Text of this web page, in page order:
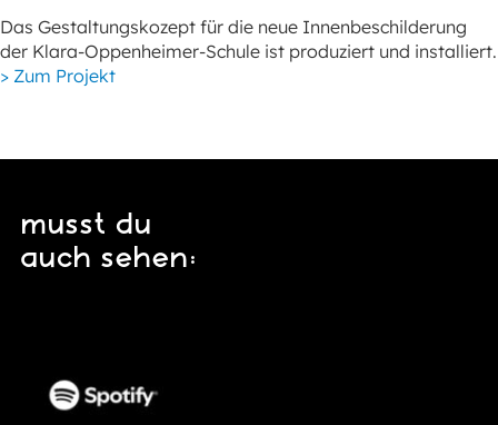
Das Gestaltungskozept für die neue Innenbeschilderung
der Klara-Oppenheimer-Schule ist produziert und installiert.
> Zum Projekt
musst du
auch sehen: